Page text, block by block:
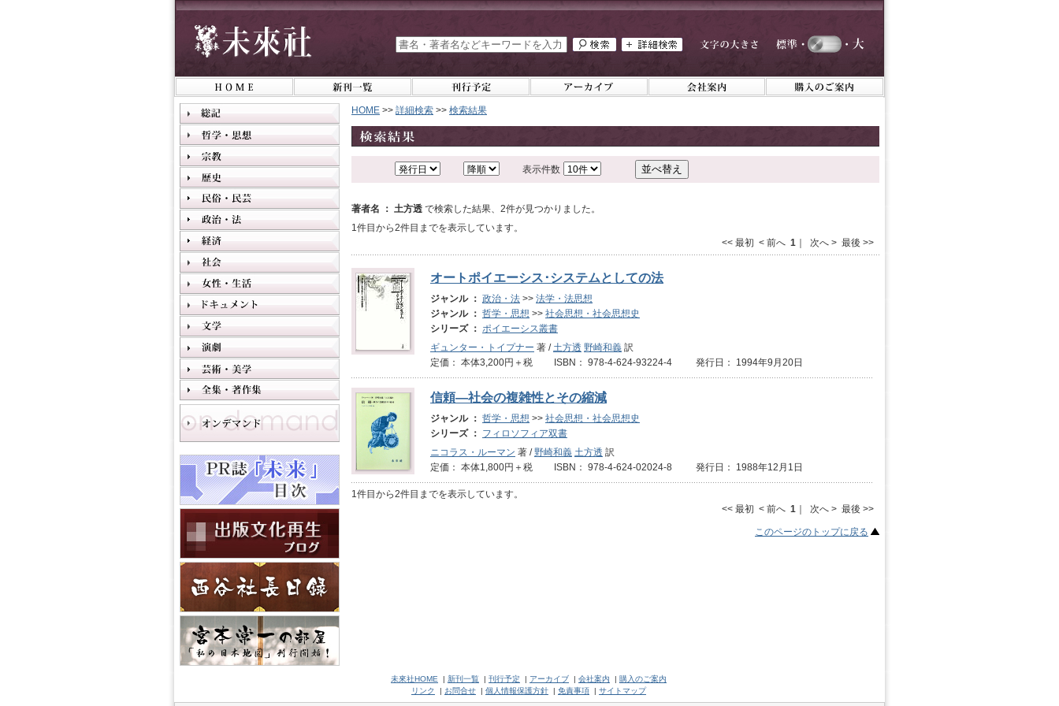
HOME >> 詳細検索 >> 検索結果
表示件数
著者名 ： 土方透 で検索した結果、2件が見つかりました。
1件目から2件目までを表示しています。
<< 最初 < 前へ 1 ｜ 次へ > 最後 >>
オートポイエーシス･システムとしての法
ジャンル ： 政治・法 >> 法学・法思想
ジャンル ： 哲学・思想 >> 社会思想・社会思想史
シリーズ ： ポイエーシス叢書
ギュンター・トイプナー 著 /土方透 野崎和義 訳
定価： 本体3,200円＋税 ISBN： 978-4-624-93224-4 発行日： 1994年9月20日
信頼―社会の複雑性とその縮減
ジャンル ： 哲学・思想 >> 社会思想・社会思想史
シリーズ ： フィロソフィア双書
ニコラス・ルーマン 著 /野崎和義 土方透 訳
定価： 本体1,800円＋税 ISBN： 978-4-624-02024-8 発行日： 1988年12月1日
1件目から2件目までを表示しています。
<< 最初 < 前へ 1 ｜ 次へ > 最後 >>
このページのトップに戻る
未來社HOME | 新刊一覧 | 刊行予定 | アーカイブ | 会社案内 | 購入のご案内
リンク
| お問合せ | 個人情報保護方針 | 免責事項 | サイトマップ